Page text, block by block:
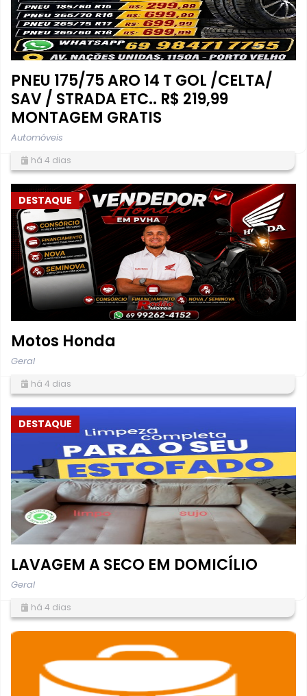
PNEU 175/75 ARO 14 T GOL /CELTA/
SAV / STRADA ETC.. R$ 219,99
MONTAGEM GRATIS
Automóveis
há 4 dias
DESTAQUE
Motos Honda
Geral
há 4 dias
DESTAQUE
LAVAGEM A SECO EM DOMICÍLIO
Geral
há 4 dias